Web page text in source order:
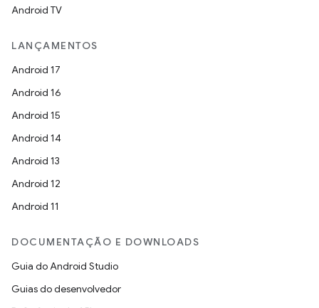
Android TV
LANÇAMENTOS
Android 17
Android 16
Android 15
Android 14
Android 13
Android 12
Android 11
DOCUMENTAÇÃO E DOWNLOADS
Guia do Android Studio
Guias do desenvolvedor